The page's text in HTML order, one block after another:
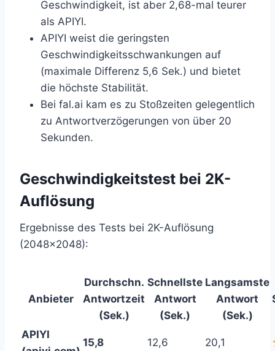
Geschwindigkeit, ist aber 2,68-mal teurer
als APIYI.
APIYI weist die geringsten
Geschwindigkeitsschwankungen auf
(maximale Differenz 5,6 Sek.) und bietet
die höchste Stabilität.
Bei fal.ai kam es zu Stoßzeiten gelegentlich
zu Antwortverzögerungen von über 20
Sekunden.
Geschwindigkeitstest bei 2K-
Auflösung
Ergebnisse des Tests bei 2K-Auflösung
(2048×2048):
Anbieter
Durchschn.
Antwortzeit
(Sek.)
Schnellste
Antwort
(Sek.)
Langsamste
Antwort
(Sek.)
APIYI
15,8 12,6 20,1